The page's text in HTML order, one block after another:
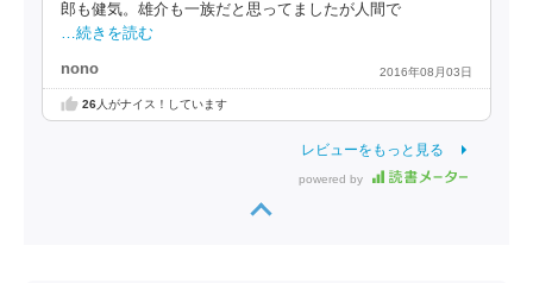
郎も健気。雄介も一族だと思ってましたが人間で
…続きを読む
nono 2016年08月03日
26人がナイス！しています
レビューをもっと見る
powered by